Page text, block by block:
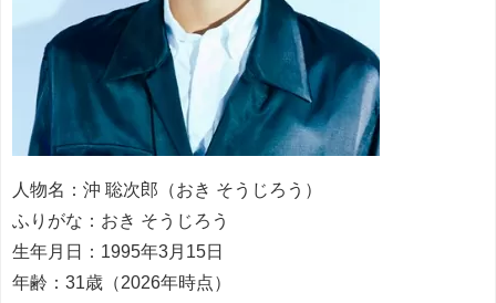
人物名：沖 聡次郎（おき そうじろう）
ふりがな：おき そうじろう
生年月日：1995年3月15日
年齢：31歳（2026年時点）